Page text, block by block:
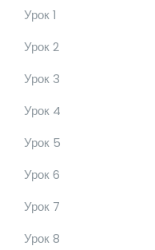
Урок 1
Урок 2
Урок 3
Урок 4
Урок 5
Урок 6
Урок 7
Урок 8